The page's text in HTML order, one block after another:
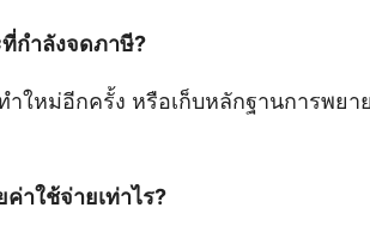
กำลังจดภาษี?
ใหม่อีกครั้ง หรือเก็บหลักฐานการพยา
าใช้จ่ายเท่าไร?